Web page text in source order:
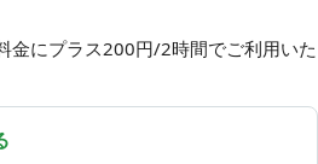
り料金を改定しました。
金にプラス200円/2時間でご利用いた